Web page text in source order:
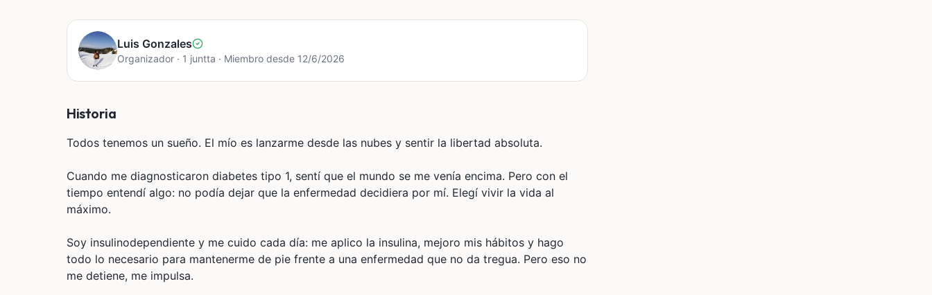
Luis Gonzales
Organizador · 1 juntta · Miembro desde 12/6/2026
Historia
Todos tenemos un sueño. El mío es lanzarme desde las nubes y sentir la libertad absoluta.
Cuando me diagnosticaron diabetes tipo 1, sentí que el mundo se me venía encima. Pero con el
tiempo entendí algo: no podía dejar que la enfermedad decidiera por mí. Elegí vivir la vida al
máximo.
Soy insulinodependiente y me cuido cada día: me aplico la insulina, mejoro mis hábitos y hago
todo lo necesario para mantenerme de pie frente a una enfermedad que no da tregua. Pero eso no
me detiene, me impulsa.